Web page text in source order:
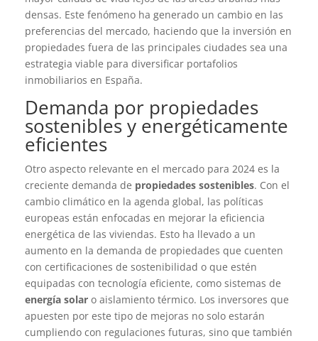
densas. Este fenómeno ha generado un cambio en las
preferencias del mercado, haciendo que la inversión en
propiedades fuera de las principales ciudades sea una
estrategia viable para diversificar portafolios
inmobiliarios en España.
Demanda por propiedades
sostenibles y energéticamente
eficientes
Otro aspecto relevante en el mercado para 2024 es la
creciente demanda de propiedades sostenibles. Con el
cambio climático en la agenda global, las políticas
europeas están enfocadas en mejorar la eficiencia
energética de las viviendas. Esto ha llevado a un
aumento en la demanda de propiedades que cuenten
con certificaciones de sostenibilidad o que estén
equipadas con tecnología eficiente, como sistemas de
energía solar o aislamiento térmico. Los inversores que
apuesten por este tipo de mejoras no solo estarán
cumpliendo con regulaciones futuras, sino que también